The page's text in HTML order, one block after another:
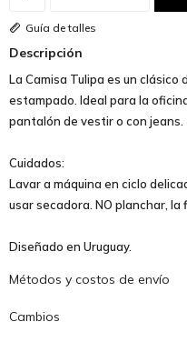
Guía de talles
Descripción
La Camisa Tulipa es un clásico
estampado. Ideal para la
pantalón de vestir o con jeans.
Cuidados:
Lavar a máquina en ciclo
usar secadora. NO planchar, la
Diseñado en Uruguay.
Métodos y costos de envío
Cambios